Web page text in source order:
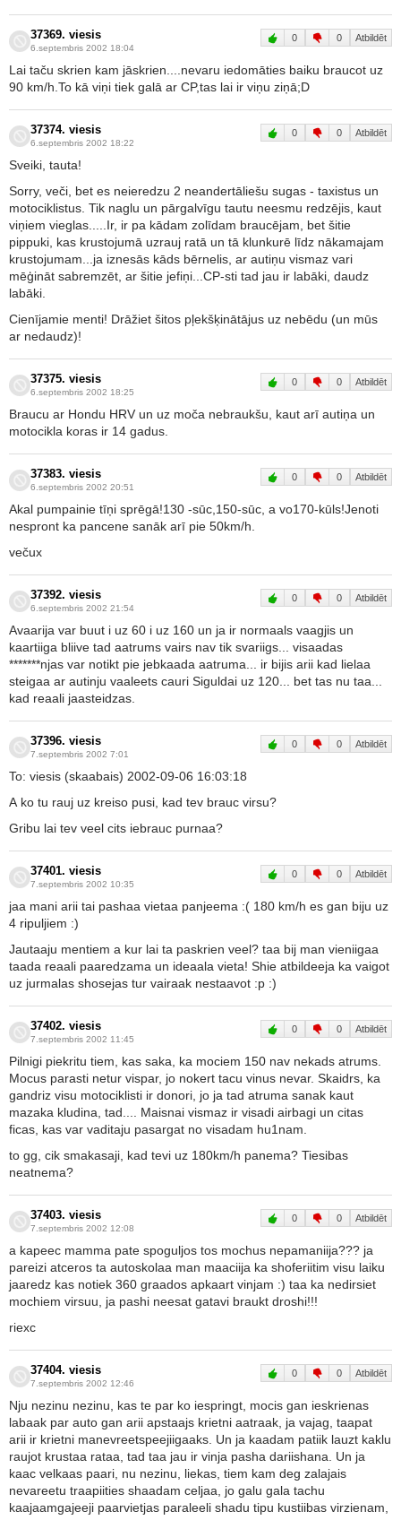
37369. viesis
6.septembris 2002 18:04
0 0 Atbildēt
Lai taču skrien kam jāskrien....nevaru iedomāties baiku braucot uz
90 km/h.To kā viņi tiek galā ar CP,tas lai ir viņu ziņā;D
37374. viesis
6.septembris 2002 18:22
0 0 Atbildēt
Sveiki, tauta!
Sorry, veči, bet es neieredzu 2 neandertāliešu sugas - taxistus un
motociklistus. Tik naglu un pārgalvīgu tautu neesmu redzējis, kaut
viņiem vieglas.....Ir, ir pa kādam zolīdam braucējam, bet šitie
pippuki, kas krustojumā uzrauj ratā un tā klunkurē līdz nākamajam
krustojumam...ja iznesās kāds bērnelis, ar autiņu vismaz vari
mēģināt sabremzēt, ar šitie jefiņi...CP-sti tad jau ir labāki, daudz
labāki.
Cienījamie menti! Drāžiet šitos pļekšķinātājus uz nebēdu (un mūs
ar nedaudz)!
37375. viesis
6.septembris 2002 18:25
0 0 Atbildēt
Braucu ar Hondu HRV un uz moča nebraukšu, kaut arī autiņa un
motocikla koras ir 14 gadus.
37383. viesis
6.septembris 2002 20:51
0 0 Atbildēt
Akal pumpainie tīņi sprēgā!130 -sūc,150-sūc, a vo170-kūls!Jenoti
nespront ka pancene sanāk arī pie 50km/h.
večux
37392. viesis
6.septembris 2002 21:54
0 0 Atbildēt
Avaarija var buut i uz 60 i uz 160 un ja ir normaals vaagjis un
kaartiiga bliive tad aatrums vairs nav tik svariigs... visaadas
*******njas var notikt pie jebkaada aatruma... ir bijis arii kad lielaa
steigaa ar autinju vaaleets cauri Siguldai uz 120... bet tas nu taa...
kad reaali jaasteidzas.
37396. viesis
7.septembris 2002 7:01
0 0 Atbildēt
To: viesis (skaabais) 2002-09-06 16:03:18
A ko tu rauj uz kreiso pusi, kad tev brauc virsu?
Gribu lai tev veel cits iebrauc purnaa?
37401. viesis
7.septembris 2002 10:35
0 0 Atbildēt
jaa mani arii tai pashaa vietaa panjeema :( 180 km/h es gan biju uz
4 ripuljiem :)
Jautaaju mentiem a kur lai ta paskrien veel? taa bij man vieniigaa
taada reaali paaredzama un ideaala vieta! Shie atbildeeja ka vaigot
uz jurmalas shosejas tur vairaak nestaavot :p :)
37402. viesis
7.septembris 2002 11:45
0 0 Atbildēt
Pilnigi piekritu tiem, kas saka, ka mociem 150 nav nekads atrums.
Mocus parasti netur vispar, jo nokert tacu vinus nevar. Skaidrs, ka
gandriz visu motociklisti ir donori, jo ja tad atruma sanak kaut
mazaka kludina, tad.... Maisnai vismaz ir visadi airbagi un citas
ficas, kas var vaditaju pasargat no visadam hu1nam.
to gg, cik smakasaji, kad tevi uz 180km/h panema? Tiesibas
neatnema?
37403. viesis
7.septembris 2002 12:08
0 0 Atbildēt
a kapeec mamma pate spoguljos tos mochus nepamaniija??? ja
pareizi atceros ta autoskolaa man maaciija ka shoferiitim visu laiku
jaaredz kas notiek 360 graados apkaart vinjam :) taa ka nedirsiet
mochiem virsuu, ja pashi neesat gatavi braukt droshi!!!
riexc
37404. viesis
7.septembris 2002 12:46
0 0 Atbildēt
Nju nezinu nezinu, kas te par ko iespringt, mocis gan ieskrienas
labaak par auto gan arii apstaajs krietni aatraak, ja vajag, taapat
arii ir krietni manevreetspeejiigaaks. Un ja kaadam patiik lauzt kaklu
raujot krustaa rataa, tad taa jau ir vinja pasha dariishana. Un ja
kaac velkaas paari, nu nezinu, liekas, tiem kam deg zalajais
nevareetu traapiities shaadam celjaa, jo galu gala tachu
kaajaamgajeeji paarvietjas paraleeli shadu tipu kustiibas virzienam,